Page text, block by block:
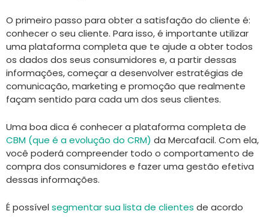
O primeiro passo para obter a satisfação do cliente é:
conhecer o seu cliente. Para isso, é importante utilizar
uma plataforma completa que te ajude a obter todos
os dados dos seus consumidores e, a partir dessas
informações, começar a desenvolver estratégias de
comunicação, marketing e promoção que realmente
façam sentido para cada um dos seus clientes.
Uma boa dica é conhecer a plataforma completa de
CBM (que é a evolução do CRM) da Mercafacil. Com ela,
você poderá compreender todo o comportamento de
compra dos consumidores e fazer uma gestão efetiva
dessas informações.
É possível segmentar sua lista de clientes de acordo